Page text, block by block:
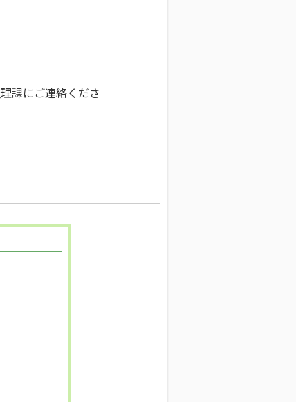
課にご連絡くださ